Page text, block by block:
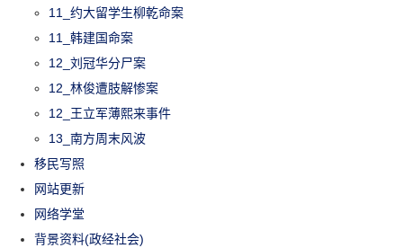
11_约大留学生柳乾命案
11_韩建国命案
12_刘冠华分尸案
12_林俊遭肢解惨案
12_王立军薄熙来事件
13_南方周末风波
移民写照
网站更新
网络学堂
背景资料(政经社会)